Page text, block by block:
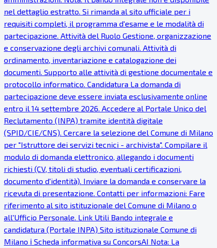
nel dettaglio estratto. Si rimanda al sito ufficiale per i
requisiti completi, il programma d'esame e le modalità di
partecipazione. Attività del Ruolo Gestione, organizzazione
e conservazione degli archivi comunali. Attività di
ordinamento, inventariazione e catalogazione dei
documenti. Supporto alle attività di gestione documentale e
protocollo informatico. Candidatura La domanda di
partecipazione deve essere inviata esclusivamente online
entro il 14 settembre 2026. Accedere al Portale Unico del
Reclutamento (INPA) tramite identità digitale
(SPID/CIE/CNS). Cercare la selezione del Comune di Milano
per "Istruttore dei servizi tecnici - archivista". Compilare il
modulo di domanda elettronico, allegando i documenti
richiesti (CV, titoli di studio, eventuali certificazioni,
documento d'identità). Inviare la domanda e conservare la
ricevuta di presentazione. Contatti per informazioni: Fare
riferimento al sito istituzionale del Comune di Milano o
all'Ufficio Personale. Link Utili Bando integrale e
candidatura (Portale INPA) Sito istituzionale Comune di
Milano ℹ Scheda informativa su ConcorsAI Nota: La